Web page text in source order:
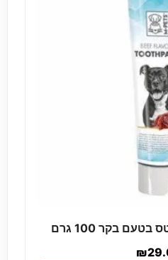
בקר 100 גרם
₪